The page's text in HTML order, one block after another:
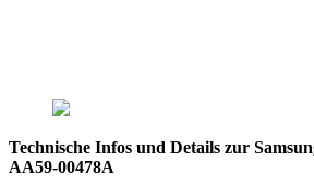
Technische Infos und Details zur
AA59-00478A